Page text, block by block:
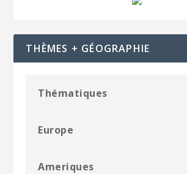
THÈMES + GÉOGRAPHIE
Thématiques
Europe
Ameriques